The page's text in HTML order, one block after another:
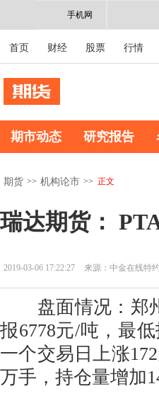
手机网
首页 财经 股票 行情
期市动态 研究报告
期货 >> 机构论市 >> 正文
瑞达期货：
2019-03-06 17:22:27 来源：中金在线特约
盘面情况：郑州
报6778元/吨，最
一个交易日上涨
万手，持仓量增加